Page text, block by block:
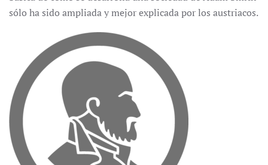
sólo ha sido ampliada y mejor explicada por los austriacos.